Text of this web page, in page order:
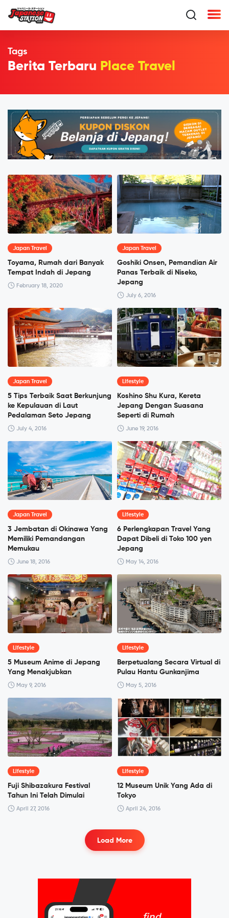
Tags
Berita Terbaru Place Travel
Japan Travel
Toyama, Rumah dari Banyak
Tempat Indah di Jepang
February 18, 2020
Japan Travel
Goshiki Onsen, Pemandian Air
Panas Terbaik di Niseko,
Jepang
July 6, 2016
Japan Travel
5 Tips Terbaik Saat Berkunjung
ke Kepulauan di Laut
Pedalaman Seto Jepang
July 4, 2016
Lifestyle
Koshino Shu Kura, Kereta
Jepang Dengan Suasana
Seperti di Rumah
June 19, 2016
Japan Travel
3 Jembatan di Okinawa Yang
Memiliki Pemandangan
Memukau
June 18, 2016
Lifestyle
6 Perlengkapan Travel Yang
Dapat Dibeli di Toko 100 yen
Jepang
May 14, 2016
Lifestyle
5 Museum Anime di Jepang
Yang Menakjubkan
May 9, 2016
Lifestyle
Berpetualang Secara Virtual di
Pulau Hantu Gunkanjima
May 5, 2016
Lifestyle
Fuji Shibazakura Festival
Tahun Ini Telah Dimulai
April 27, 2016
Lifestyle
12 Museum Unik Yang Ada di
Tokyo
April 24, 2016
Load More